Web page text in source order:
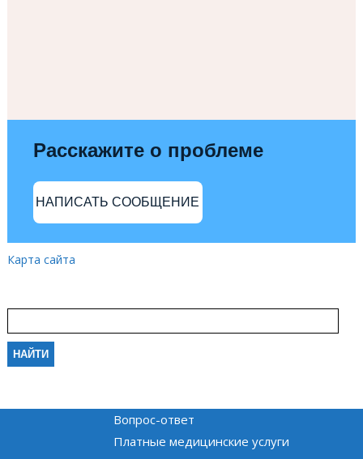
Расскажите о проблеме
НАПИСАТЬ СООБЩЕНИЕ
Карта сайта
Вопрос-ответ
Платные медицинские услуги